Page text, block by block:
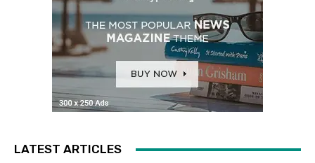
LATEST ARTICLES